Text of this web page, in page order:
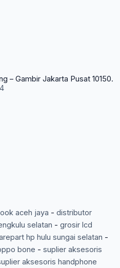
– Gambir Jakarta Pusat 10150.
aceh jaya - distributor
selatan - grosir lcd
hp hulu sungai selatan -
bone - suplier aksesoris
aksesoris handphone